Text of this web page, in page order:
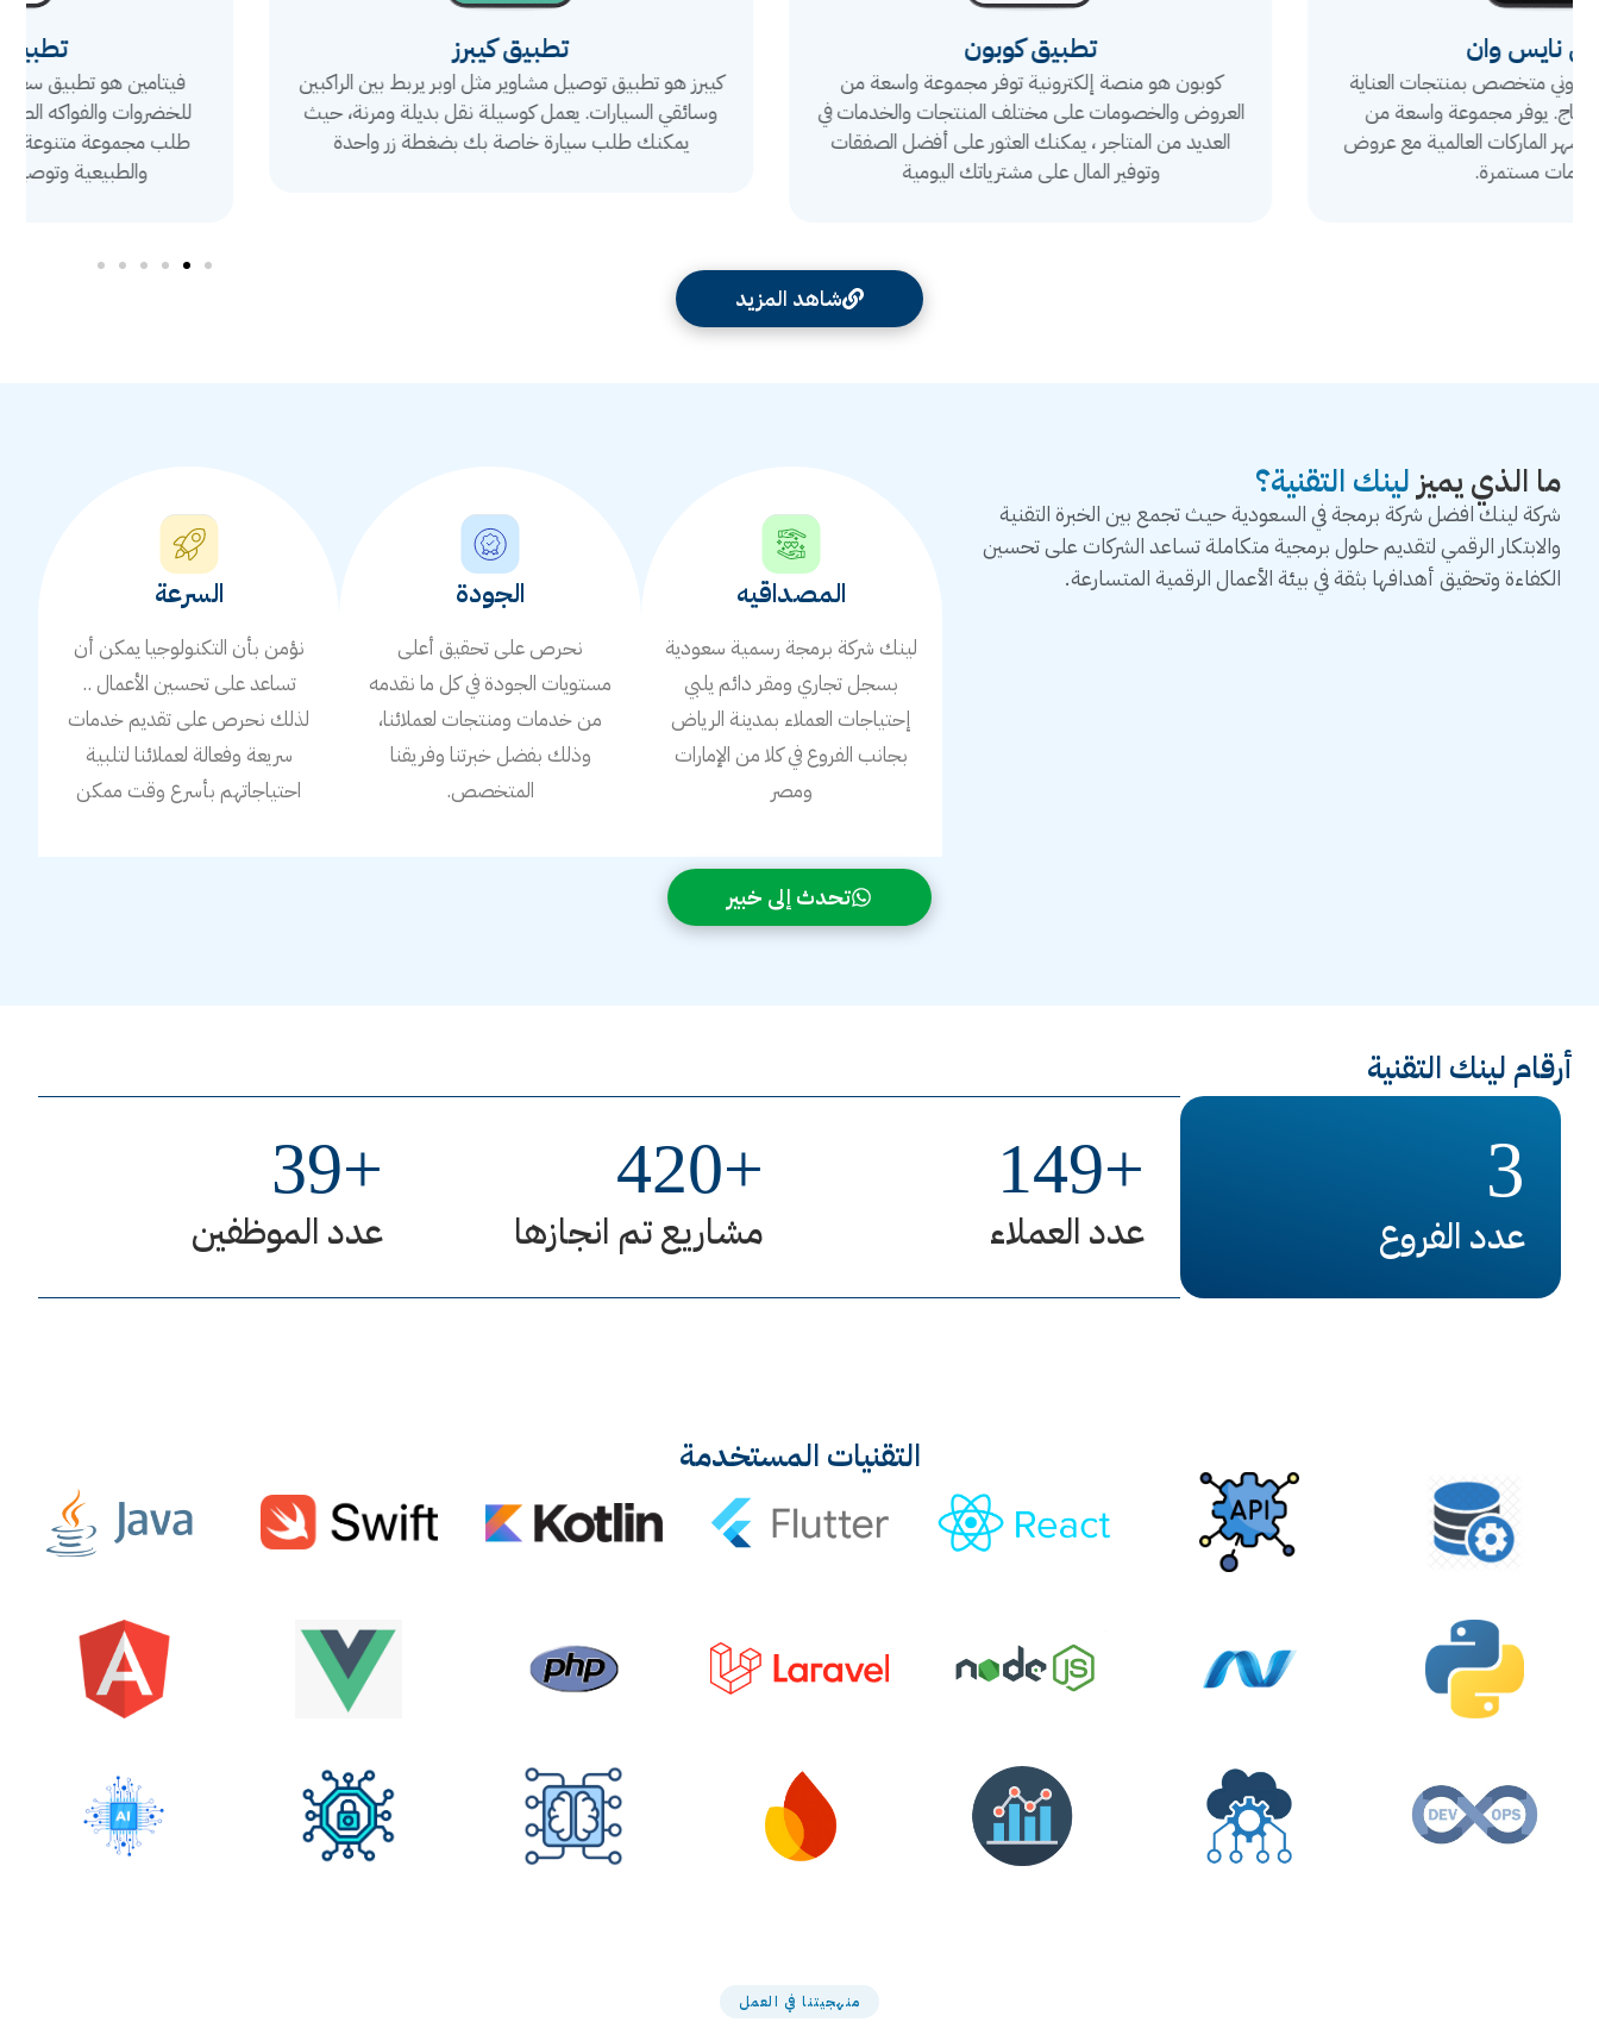
كوبون هو منصة إلكترونية توفر مجموعة واسعة من
العروض والخصومات على مختلف المنتجات والخدمات في
العديد من المتاجر ، يمكنك العثور على أفضل الصفقات
كيبرز هو تطبيق توصيل مشاوير مثل اوبر يربط بين الراكبين
وسائقي السيارات. يعمل كوسيلة نقل بديلة ومرنة، حيث
يمكنك طلب سيارة خاصة بك بضغطة زر واحدة
فيتامين هو تطبيق سعودي يوفر خدمة توصيل سريع
للخضروات والفواكه الطازجة. يمكنك من خلال التطبيق
طلب مجموعة متنوعة من المنتجات الغذائية العضوية
والطبيعية وتوصيلها مباشرة إلى باب منزلك
شاهد المزيد
ما الذي يميز لينك التقنية؟
شركة لينك افضل شركة برمجة في السعودية حيث تجمع بين الخبرة التقنية
والابتكار الرقمي لتقديم حلول برمجية متكاملة تساعد الشركات على تحسين
الكفاءة وتحقيق أهدافها بثقة في بيئة الأعمال الرقمية المتسارعة.
المصداقيه
لينك شركة برمجة رسمية سعودية
بسجل تجاري ومقر دائم يلبي
إحتياجات العملاء بمدينة الرياض
بجانب الفروع في كلا من الإمارات
ومصر
الجودة
نحرص على تحقيق أعلى
مستويات الجودة في كل ما نقدمه
من خدمات ومنتجات لعملائنا،
وذلك بفضل خبرتنا وفريقنا
المتخصص.
السرعة
نؤمن بأن التكنولوجيا يمكن أن
تساعد على تحسين الأعمال ..
لذلك نحرص على تقديم خدمات
سريعة وفعالة لعملائنا لتلبية
احتياجاتهم بأسرع وقت ممكن
تحدث إلى خبير
أرقام لينك التقنية
عدد الفروع
3
عدد العملاء
+
149
مشاريع تم انجازها
+
420
عدد الموظفين
+
39
التقنيات المستخدمة
منهجيتنا في العمل